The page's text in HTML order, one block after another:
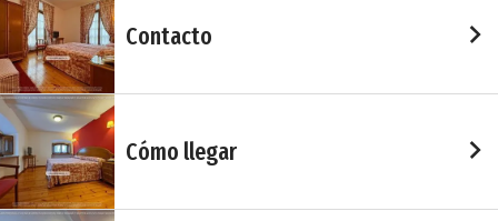
Contacto
Cómo llegar